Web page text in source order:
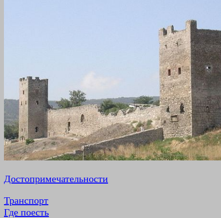
Достопримечательности
Транспорт
Где поесть